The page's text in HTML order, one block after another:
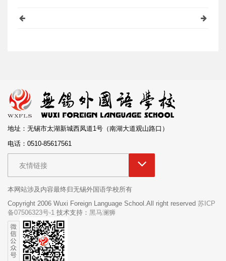
地址：无锡市太湖新城西凤道1号（南湖大道观山路口）
电话：0510-85617561
友情链接
本网站涉及内容最终归无锡外国语学校所有
Copyright 2006 Wuxi Foreign Language School.All right reserved 苏ICP
备07506323号-1 技术支持： 黑马澜狮